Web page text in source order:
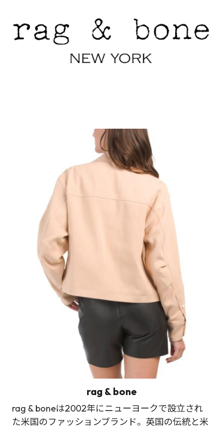
rag & bone
rag & boneは2002年にニューヨークで設立され
た米国のファッションブランド。英国の伝統と米